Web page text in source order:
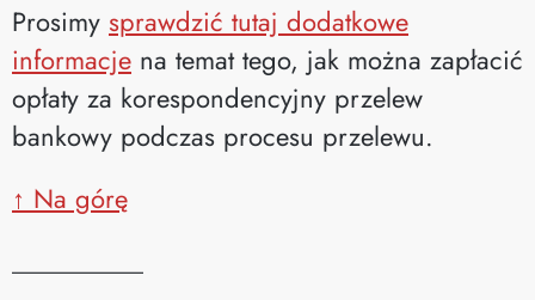
Prosimy sprawdzić tutaj dodatkowe
informacje na temat tego, jak można zapłacić
opłaty za korespondencyjny przelew
bankowy podczas procesu przelewu.
↑ Na górę